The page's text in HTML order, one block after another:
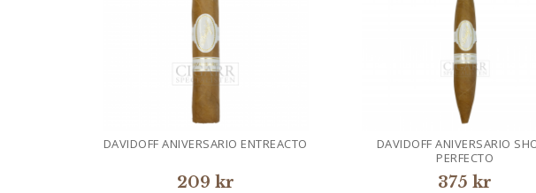
DAVIDOFF ANIVERSARIO ENTREACTO
209 kr
DAVIDOFF ANIVERSARIO
PERFECTO
375 kr